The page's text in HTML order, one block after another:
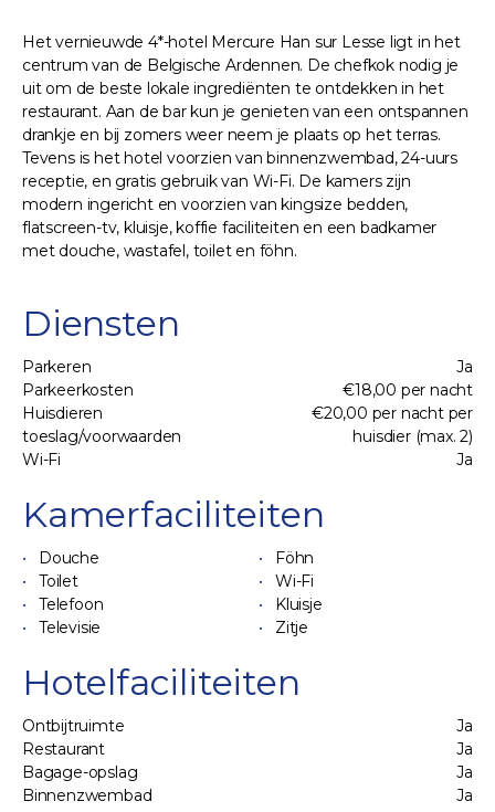
Het vernieuwde 4*-hotel Mercure Han sur Lesse ligt in het
centrum van de Belgische Ardennen. De chefkok nodig je
uit om de beste lokale ingrediënten te ontdekken in het
restaurant. Aan de bar kun je genieten van een ontspannen
drankje en bij zomers weer neem je plaats op het terras.
Tevens is het hotel voorzien van binnenzwembad, 24-uurs
receptie, en gratis gebruik van Wi-Fi. De kamers zijn
modern ingericht en voorzien van kingsize bedden,
flatscreen-tv, kluisje, koffie faciliteiten en een badkamer
met douche, wastafel, toilet en föhn.
Diensten
Parkeren
Ja
Parkeerkosten
€18,00 per nacht
Huisdieren
toeslag/voorwaarden
€20,00 per nacht per
huisdier (max. 2)
Wi-Fi
Ja
Kamerfaciliteiten
Douche
Föhn
Toilet
Wi-Fi
Telefoon
Kluisje
Televisie
Zitje
Hotelfaciliteiten
Ontbijtruimte
Ja
Restaurant
Ja
Bagage-opslag
Ja
Binnenzwembad
Ja